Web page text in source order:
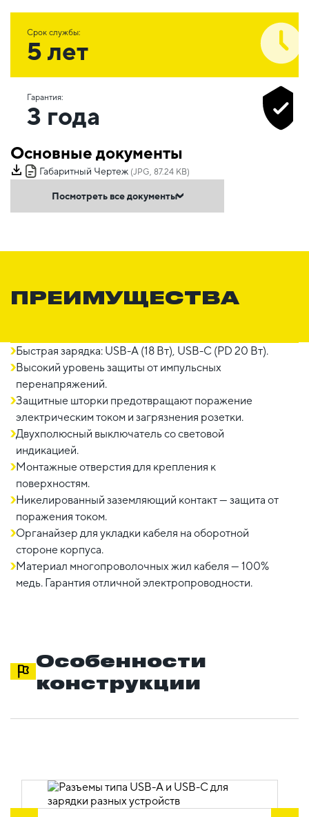
Срок службы:
5 лет
Гарантия:
3 года
Основные документы
Габаритный Чертеж (JPG, 87.24 KB)
Посмотреть все документы
ПРЕИМУЩЕСТВА
Быстрая зарядка: USB-A (18 Вт), USB-C (PD 20 Вт).
Высокий уровень защиты от импульсных
перенапряжений.
Защитные шторки предотвращают поражение
электрическим током и загрязнения розетки.
Двухполюсный выключатель со световой
индикацией.
Монтажные отверстия для крепления к
поверхностям.
Никелированный заземляющий контакт — защита от
поражения током.
Органайзер для укладки кабеля на оборотной
стороне корпуса.
Материал многопроволочных жил кабеля — 100%
медь. Гарантия отличной электропроводности.
Особенности
конструкции